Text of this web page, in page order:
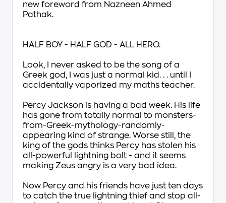
new foreword from Nazneen Ahmed
Pathak.
HALF BOY - HALF GOD - ALL HERO.
Look, I never asked to be the song of a
Greek god, I was just a normal kid. . . until I
accidentally vaporized my maths teacher.
Percy Jackson is having a bad week. His life
has gone from totally normal to monsters-
from-Greek-mythology-randomly-
appearing kind of strange. Worse still, the
king of the gods thinks Percy has stolen his
all-powerful lightning bolt - and it seems
making Zeus angry is a very bad idea.
Now Percy and his friends have just ten days
to catch the true lightning thief and stop all-